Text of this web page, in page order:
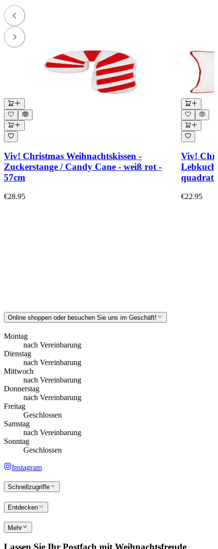
Viv! Christmas Weihnachtskissen -
Zuckerstange / Candy Cane - weiß rot -
57cm
€28.95
Viv!
€22.95
Online shoppen oder besuchen Sie uns im Geschäft!
Montag
nach Vereinbarung
Dienstag
nach Vereinbarung
Mittwoch
nach Vereinbarung
Donnerstag
nach Vereinbarung
Freitag
Geschlossen
Samstag
nach Vereinbarung
Sonntag
Geschlossen
Instagram
Schnellzugriffe
Entdecken
Mehr